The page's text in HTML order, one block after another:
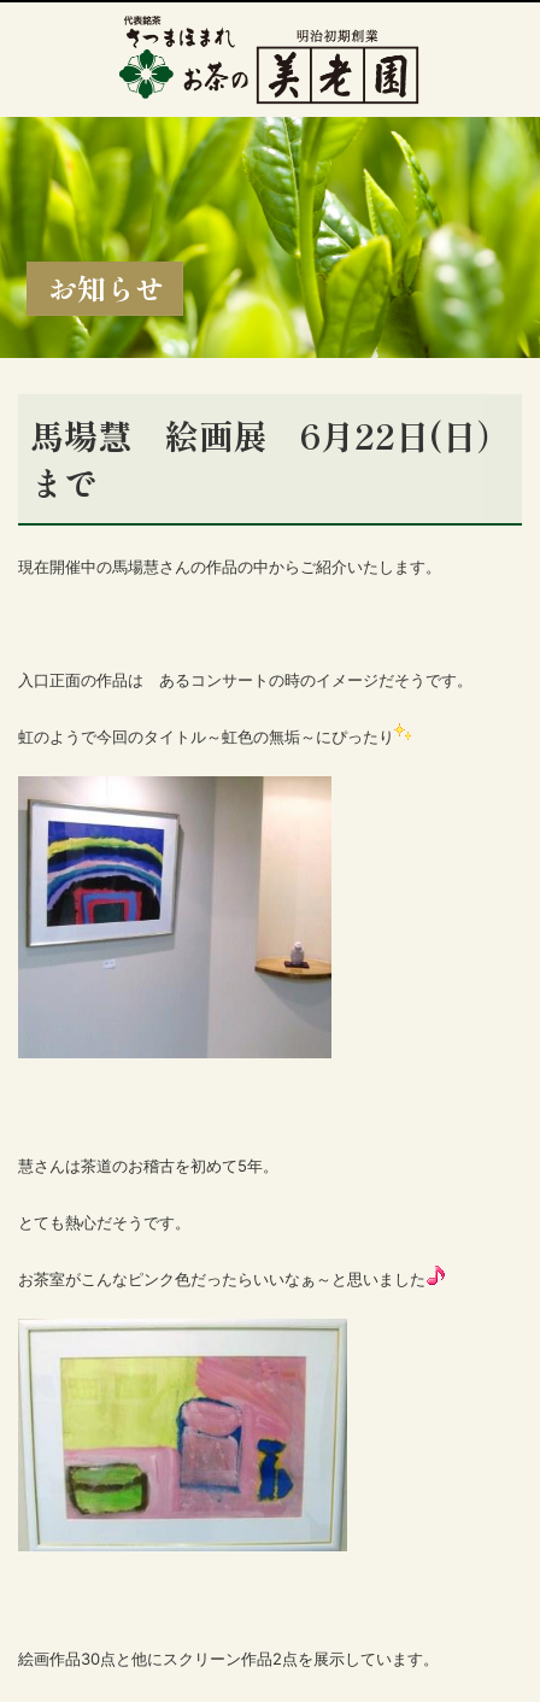
お知らせ
馬場慧 絵画展 6月22日(日）
まで
現在開催中の馬場慧さんの作品の中からご紹介いたします。
入口正面の作品は あるコンサートの時のイメージだそうです。
虹のようで今回のタイトル～虹色の無垢～にぴったり
慧さんは茶道のお稽古を初めて5年。
とても熱心だそうです。
お茶室がこんなピンク色だったらいいなぁ～と思いました
絵画作品30点と他にスクリーン作品2点を展示しています。